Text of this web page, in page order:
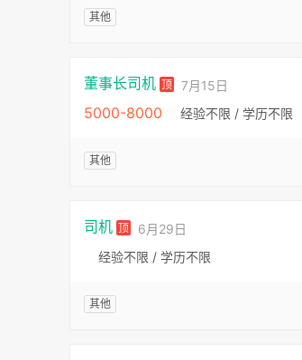
其他
董事长司机 顶 7月15日
5000-8000 经验不限 / 学历不限
其他
司机 顶
6月29日
经验不限 / 学历不限
其他